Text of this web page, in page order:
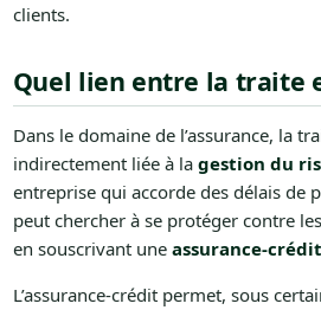
clients.
Quel lien entre la traite
Dans le domaine de l’assurance, la
indirectement liée à la gestion du
entreprise qui accorde des délais de
peut chercher à se protéger contre
en souscrivant une assurance-crédit
L’assurance-crédit permet, sous